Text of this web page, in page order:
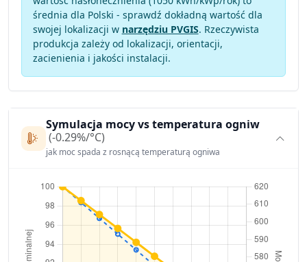
średnia dla Polski - sprawdź dokładną wartość dla
swojej lokalizacji w narzędziu PVGIS. Rzeczywista
produkcja zależy od lokalizacji, orientacji,
zacienienia i jakości instalacji.
Symulacja mocy vs temperatura ogniw
(-0.29%/°C)
jak moc spada z rosnącą temperaturą ogniwa